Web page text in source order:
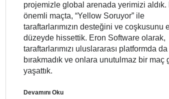
projemizle global arenada yerimizi aldık.
önemli maçta, “Yellow Soruyor” ile
taraftarlarımızın desteğini ve coşkusunu
düzeyde hissettik. Eron Software olarak,
taraftarlarımızı uluslararası platformda da
bırakmadık ve onlara unutulmaz bir maç
yaşattık.
Devamını Oku